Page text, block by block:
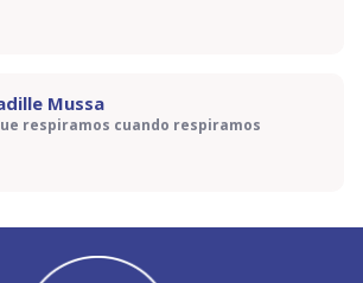
Mussa
respiramos cuando respiramos